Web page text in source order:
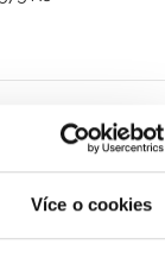
Více o cookies